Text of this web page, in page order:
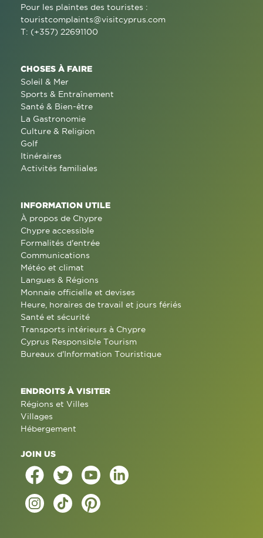
Pour les plaintes des touristes :
touristcomplaints@visitcyprus.com
T: (+357) 22691100
CHOSES À FAIRE
Soleil & Mer
Sports & Entraînement
Santé & Bien-être
La Gastronomie
Culture & Religion
Golf
Itinéraires
Activités familiales
INFORMATION UTILE
À propos de Chypre
Chypre accessible
Formalités d'entrée
Communications
Météo et climat
Langues & Régions
Monnaie officielle et devises
Heure, horaires de travail et jours fériés
Santé et sécurité
Transports intérieurs à Chypre
Cyprus Responsible Tourism
Bureaux d'Information Touristique
ENDROITS À VISITER
Régions et Villes
Villages
Hébergement
JOIN US